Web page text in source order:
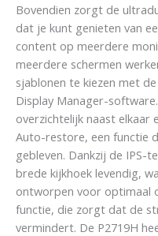
Bovendien zorgt de
dat je kunt genieten van
content op meerdere
meerdere schermen
sjablonen te kiezen met
Display Manager-
overzichtelijk naast elkaar
Auto-restore, een functie
gebleven. Dankzij de IPS-
brede kijkhoek levendig,
ontworpen voor optimaal
functie, die zorgt dat de
vermindert. De P2719H